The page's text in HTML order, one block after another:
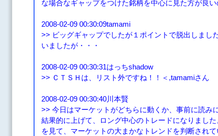
な場合なギャップをつけた銘柄を中心に見た方が良
2008-02-09 00:30:09tamami
>> ビッグギャップでしたが１ポイントで脱出しまし
いましたが・・・
2008-02-09 00:30:31はっちshadow
>> ＣＴＳＨは、リスト外ですね！！＜,tamamiさん
2008-02-09 00:30:40川本賢
>> 今日はマーケットがどちらに動くか、事前に読み
結果的に上げて、ロング中心のトレードになりまし
を見て、マーケットの大まかなトレンドを判断され